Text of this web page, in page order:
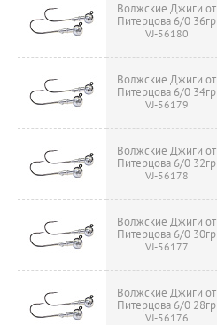
Волжские Джиги от
Питерцова 6/0 36гр
VJ-56180
Волжские Джиги от
Питерцова 6/0 34гр
VJ-56179
Волжские Джиги от
Питерцова 6/0 32гр
VJ-56178
Волжские Джиги от
Питерцова 6/0 30гр
VJ-56177
Волжские Джиги от
Питерцова 6/0 28гр
VJ-56176